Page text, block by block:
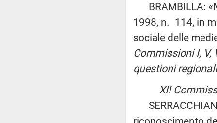
BRAMBILLA:
1998, n. 114, in
sociale delle
Commissioni I, V,
questioni
XII